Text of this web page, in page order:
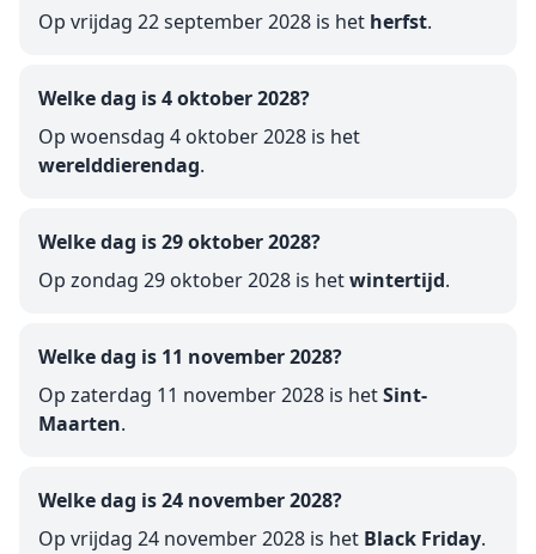
Op vrijdag 22 september 2028 is het herfst.
Welke dag is 4 oktober 2028?
Op woensdag 4 oktober 2028 is het
werelddierendag.
Welke dag is 29 oktober 2028?
Op zondag 29 oktober 2028 is hetwintertijd.
Welke dag is 11 november 2028?
Op zaterdag 11 november 2028 is hetSint-
Maarten.
Welke dag is 24 november 2028?
Op vrijdag 24 november 2028 is het Black Friday.